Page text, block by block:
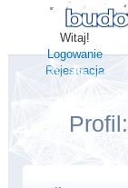
Witaj!
Logowanie
Rejestracja